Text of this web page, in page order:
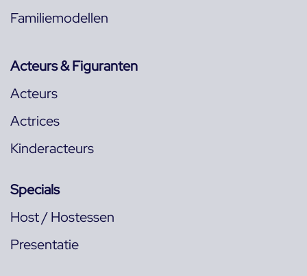
Familiemodellen
Acteurs & Figuranten
Acteurs
Actrices
Kinderacteurs
Specials
Host / Hostessen
Presentatie